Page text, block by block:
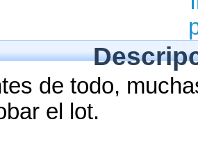
de todo,
el lot.